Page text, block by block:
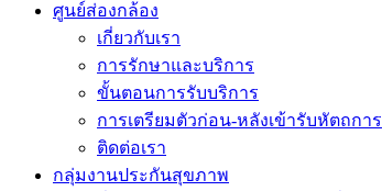
ศูนย์ส่องกล้อง
เกี่ยวกับเรา
การรักษาและบริการ
ขั้นตอนการรับบริการ
การเตรียมตัวก่อน-หลังเข้ารับหัตถการ
ติดต่อเรา
กลุ่มงานประกันสุขภาพ